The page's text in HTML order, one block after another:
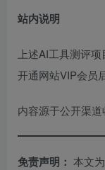
站内说明
上述AI工具测评
开通网站VIP会员
内容源于公开渠道
免责声明： 本文